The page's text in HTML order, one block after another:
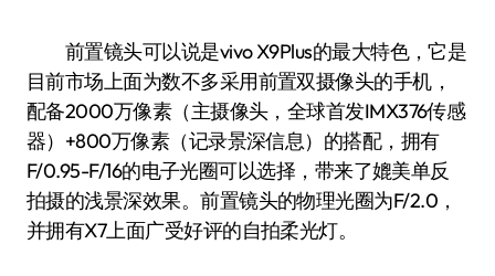
前置镜头可以说是vivo X9Plus的最大特色，它是
目前市场上面为数不多采用前置双摄像头的手机，
配备2000万像素（主摄像头，全球首发IMX376传感
器）+800万像素（记录景深信息）的搭配，拥有
F/0.95-F/16的电子光圈可以选择，带来了媲美单反
拍摄的浅景深效果。前置镜头的物理光圈为F/2.0，
并拥有X7上面广受好评的自拍柔光灯。